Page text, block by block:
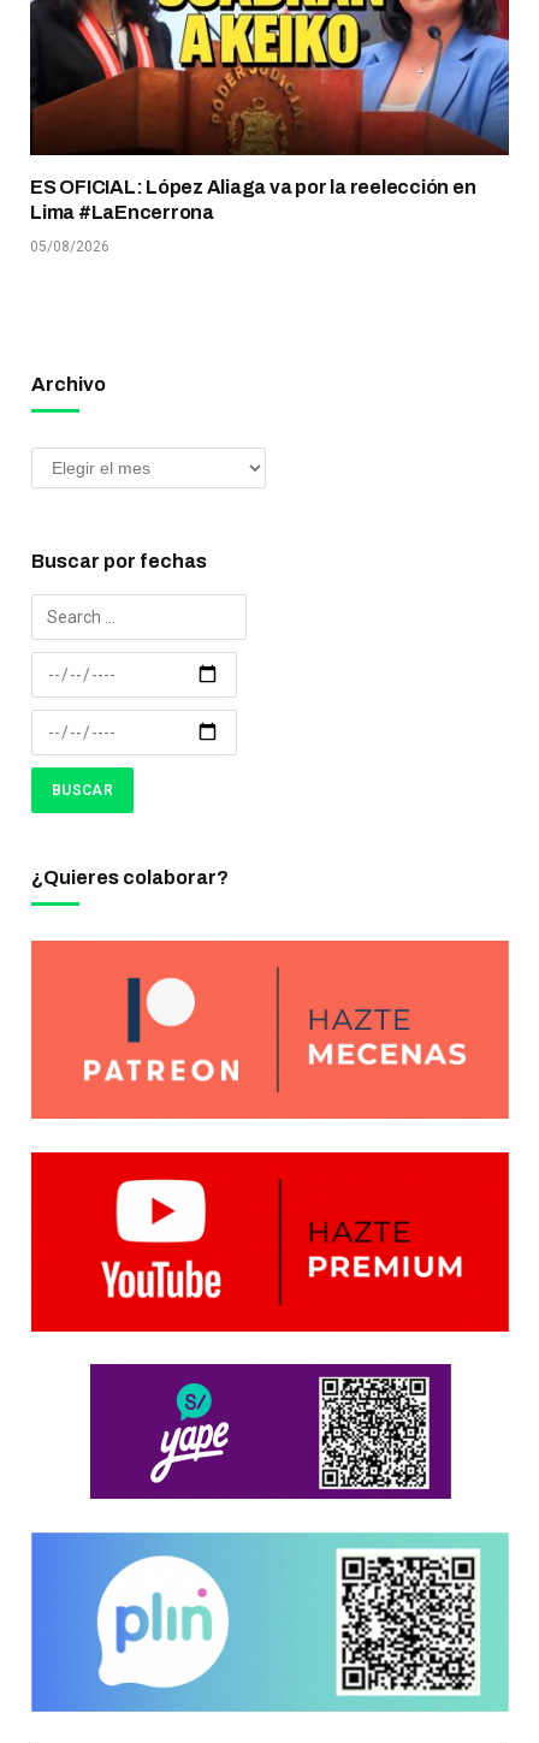
ES OFICIAL: López Aliaga va por la reelección en
Lima #LaEncerrona
05/08/2026
Archivo
Buscar por fechas
¿Quieres colaborar?